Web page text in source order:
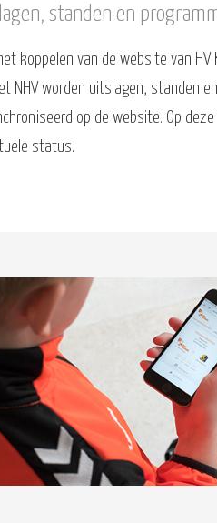
standen en
koppelen van de website van
NHV worden uitslagen, standen
op de website. Op
status.